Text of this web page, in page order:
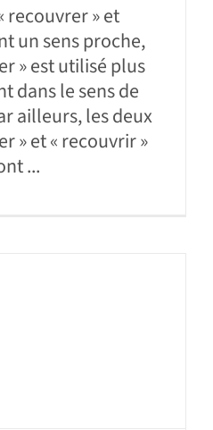
recouvrer » et
un sens proche,
» est utilisé plus
dans le sens de
ailleurs, les deux
» et « recouvrir »
...